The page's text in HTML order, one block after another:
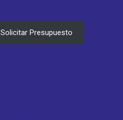
Solicitar Presupuesto